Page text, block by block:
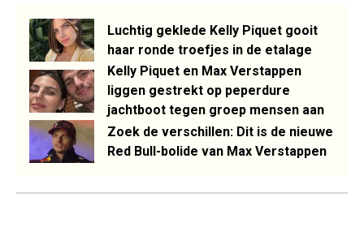
Luchtig geklede Kelly Piquet gooit
haar ronde troefjes in de etalage
Kelly Piquet en Max Verstappen
liggen gestrekt op peperdure
jachtboot tegen groep mensen aan
Zoek de verschillen: Dit is de nieuwe
Red Bull-bolide van Max Verstappen